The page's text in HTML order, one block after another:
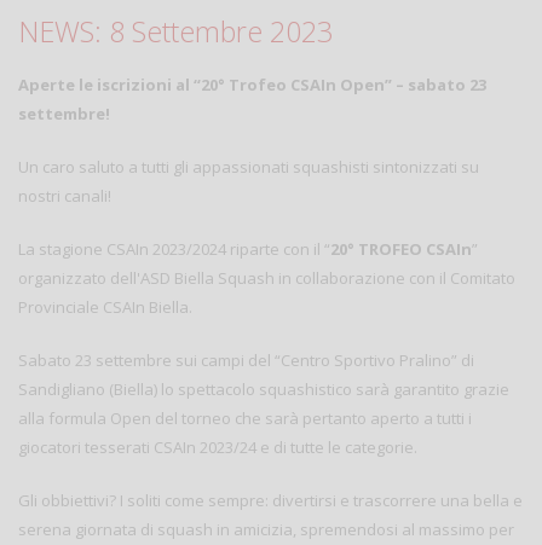
NEWS: 8 Settembre 2023
Aperte le iscrizioni al “20° Trofeo CSAIn Open” – sabato 23
settembre!
Un caro saluto a tutti gli appassionati squashisti sintonizzati su
nostri canali!
La stagione CSAIn 2023/2024 riparte con il “20° TROFEO CSAIn”
organizzato dell'ASD Biella Squash in collaborazione con il Comitato
Provinciale CSAIn Biella.
Sabato 23 settembre sui campi del “Centro Sportivo Pralino” di
Sandigliano (Biella) lo spettacolo squashistico sarà garantito grazie
alla formula Open del torneo che sarà pertanto aperto a tutti i
giocatori tesserati CSAIn 2023/24 e di tutte le categorie.
Gli obbiettivi? I soliti come sempre: divertirsi e trascorrere una bella e
serena giornata di squash in amicizia, spremendosi al massimo per